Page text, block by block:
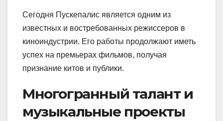
Сегодня Пускепалис является одним из
известных и востребованных режиссеров в
киноиндустрии. Его работы продолжают иметь
успех на премьерах фильмов, получая
признание китов и публики.
Многогранный талант и
музыкальные проекты